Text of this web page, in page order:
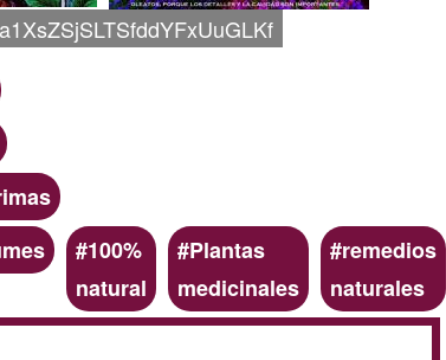
100%
natural
Plantas
medicinales
remedios
naturales